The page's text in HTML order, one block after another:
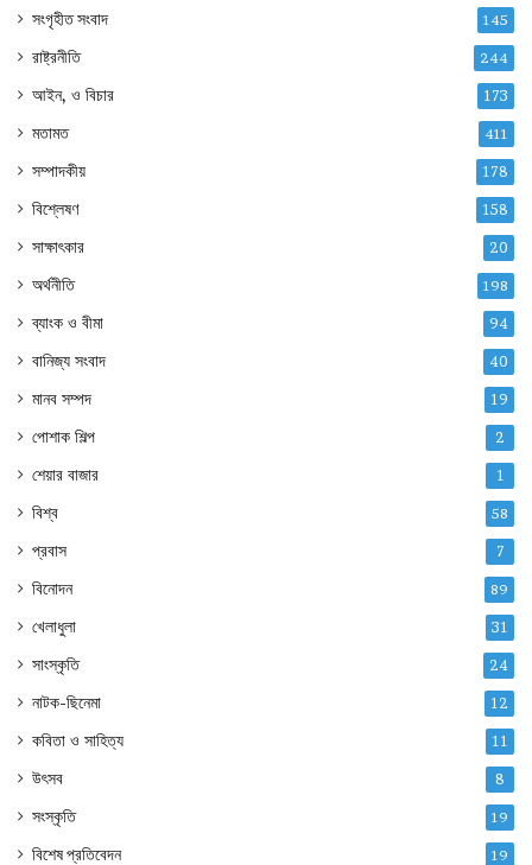
সংগৃহীত সংবাদ 145
রাষ্ট্রনীতি 244
আইন, ও বিচার 173
মতামত 411
সম্পাদকীয় 178
বিশ্লেষণ 158
সাক্ষাৎকার 20
অর্থনীতি 198
ব্যাংক ও বীমা 94
বানিজ্য সংবাদ 40
মানব সম্পদ 19
পোশাক শিল্প 2
শেয়ার বাজার 1
বিশ্ব 58
প্রবাস 7
বিনোদন 89
খেলাধুলা 31
সাংস্কৃতি 24
নাটক-ছিনেমা 12
কবিতা ও সাহিত্য 11
উৎসব 8
সংস্কৃতি 19
বিশেষ প্রতিবেদন 19